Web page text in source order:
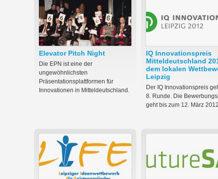
Elevator Pitch Night
Die EPN ist eine der
ungewöhnlichsten
Präsentationsplattformen für
Innovationen in Mitteldeutschland.
IQ Innovationspreis
Mitteldeutschland
dem lokalen
Leipzig
Der IQ Innovationspreis
8. Runde. Die
geht bis zum 12. März